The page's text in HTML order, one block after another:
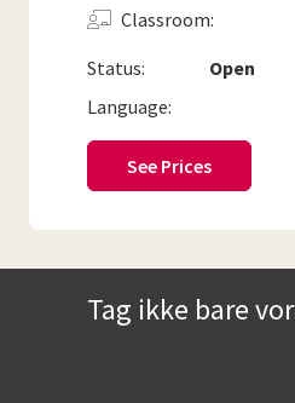
Status: Open
Classroom
Language:
See Prices
Tag ikke bare